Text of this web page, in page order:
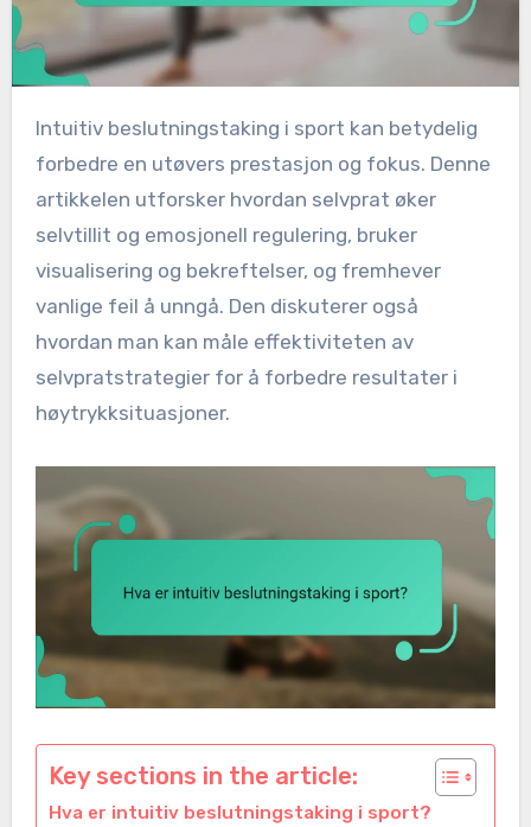
Intuitiv beslutningstaking i sport kan betydelig
forbedre en utøvers prestasjon og fokus. Denne
artikkelen utforsker hvordan selvprat øker
selvtillit og emosjonell regulering, bruker
visualisering og bekreftelser, og fremhever
vanlige feil å unngå. Den diskuterer også
hvordan man kan måle effektiviteten av
selvpratstrategier for å forbedre resultater i
høytrykksituasjoner.
Key sections in the article:
Hva er intuitiv beslutningstaking i sport?